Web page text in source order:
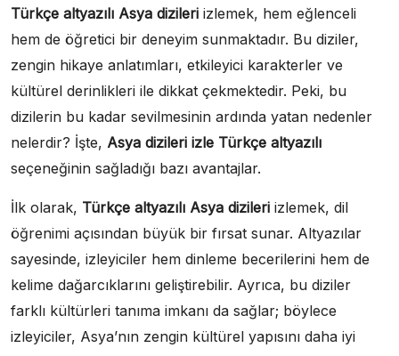
Türkçe altyazılı Asya dizileri izlemek, hem eğlenceli
hem de öğretici bir deneyim sunmaktadır. Bu diziler,
zengin hikaye anlatımları, etkileyici karakterler ve
kültürel derinlikleri ile dikkat çekmektedir. Peki, bu
dizilerin bu kadar sevilmesinin ardında yatan nedenler
nelerdir? İşte, Asya dizileri izle Türkçe altyazılı
seçeneğinin sağladığı bazı avantajlar.
İlk olarak, Türkçe altyazılı Asya dizileri izlemek, dil
öğrenimi açısından büyük bir fırsat sunar. Altyazılar
sayesinde, izleyiciler hem dinleme becerilerini hem de
kelime dağarcıklarını geliştirebilir. Ayrıca, bu diziler
farklı kültürleri tanıma imkanı da sağlar; böylece
izleyiciler, Asya’nın zengin kültürel yapısını daha iyi